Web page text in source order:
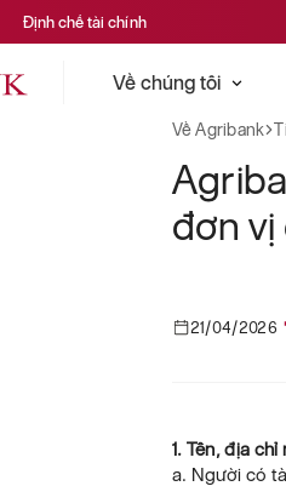
Định chế tài chính
Về chúng tôi
Về Agribank
đơn vị
21/04/2026
1. Tên, địa
a. Người có